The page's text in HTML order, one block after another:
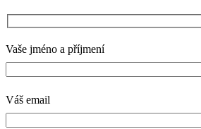
Vaše jméno a příjmení
Váš email